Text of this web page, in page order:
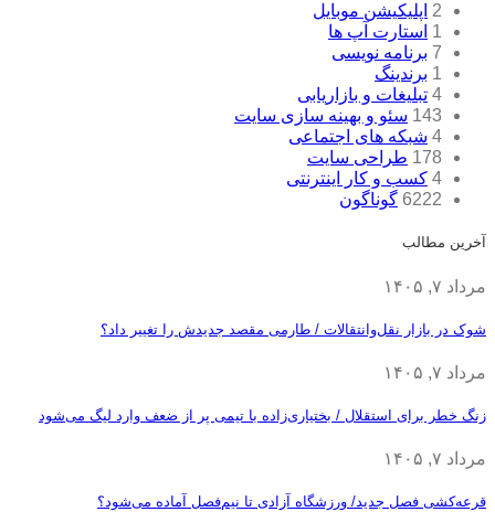
2 اپلیکیشن موبایل
1 استارت آپ ها
7 برنامه نویسی
1 برندینگ
4 تبلیغات و بازاریابی
143 سئو و بهینه سازی سایت
4 شبکه های اجتماعی
178 طراحی سایت
4 کسب و کار اینترنتی
6222 گوناگون
آخرین مطالب
مرداد ۷, ۱۴۰۵
شوک در بازار نقل‌وانتقالات / طارمی مقصد جدیدش را تغییر داد؟
مرداد ۷, ۱۴۰۵
زنگ خطر برای استقلال / بختیاری‌زاده با تیمی پر از ضعف وارد لیگ می‌شود
مرداد ۷, ۱۴۰۵
قرعه‎‌کشی فصل جدید/ ورزشگاه آزادی تا نیم‌فصل آماده می‌شود؟